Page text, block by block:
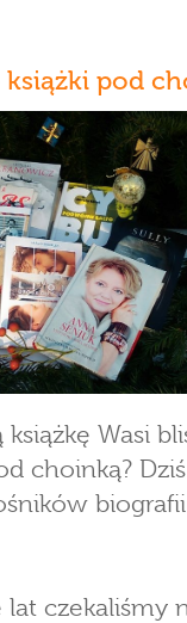
pod
Wasi
choinką? Dziś
lat czekaliśmy